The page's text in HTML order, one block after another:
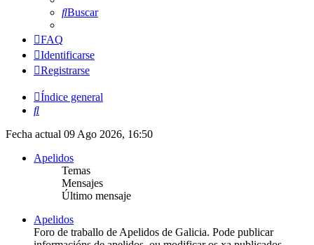
Buscar
FAQ
Identificarse
Registrarse
Índice general
Buscar
Fecha actual 09 Ago 2026, 16:50
Apelidos
Temas
Mensajes
Último mensaje
Apelidos
Foro de traballo de Apelidos de Galicia. Pode publicar